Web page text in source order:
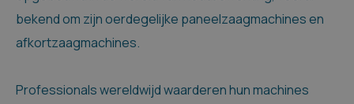
bekend om zijn oerdegelijke paneelzaagmachines en
afkortzaagmachines.
Professionals wereldwijd waarderen hun machines